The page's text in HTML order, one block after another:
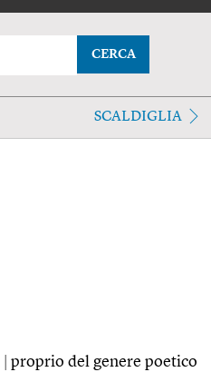
CERCA
SCALDIGLIA
proprio del genere poetico